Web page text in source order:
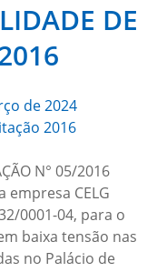
DE
de 2024
2016
N° 05/2016
CELG
0001-04, para o
baixa tensão nas
no Palácio de